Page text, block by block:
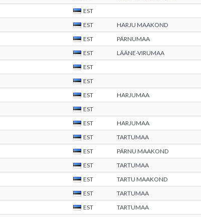
EST
EST
HARJU MAAKOND
EST
PÄRNUMAA
EST
LÄÄNE-VIRUMAA
EST
EST
EST HARJUMAA
EST
EST
HARJUMAA
EST TARTUMAA
EST
PÄRNU MAAKOND
EST
TARTUMAA
EST
TARTU MAAKOND
EST
TARTUMAA
EST
TARTUMAA